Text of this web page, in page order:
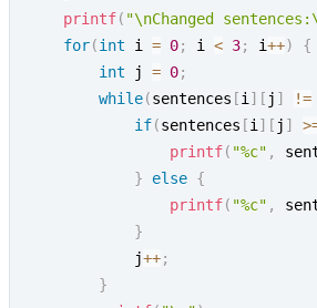
printf( "\nChanged
for(int i = 0; i < 3; i++)
{
int j = 0;
while(sentences [i ] [ j ] !=
if(sentences [i ] [ j ]
printf( "%c" ,
}
else {
printf( "%c" ,
}
            j
++;
}